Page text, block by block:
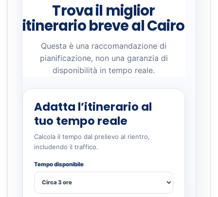
Trova il miglior
itinerario breve al Cairo
Questa è una raccomandazione di
pianificazione, non una garanzia di
disponibilità in tempo reale.
Adatta l’itinerario al
tuo tempo reale
Calcola il tempo dal prelievo al rientro,
includendo il traffico.
Tempo disponibile